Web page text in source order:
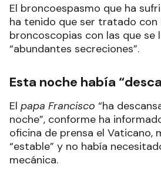
El broncoespasmo que ha
ha tenido que ser tratado con
broncoscopias con las que se
“abundantes secreciones”.
Esta noche había
El papa Francisco “ha
noche”, conforme ha
oficina de prensa el Vaticano,
“estable” y no había
mecánica.